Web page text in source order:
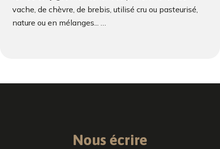
vache, de chèvre, de brebis, utilisé cru ou pasteurisé,
nature ou en mélanges... …
Nous écrire